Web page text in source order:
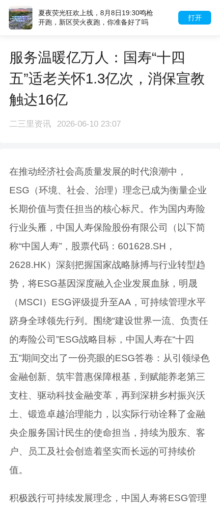
打开
夏夜荧光狂欢上线，8月8日19:30鸣枪
开跑，新区荧火夜跑，你准备好了吗
服务温暖亿万人：国寿“十四
五”适老关怀1.3亿次，消保宣教
触达16亿
二三里资讯 2026-06-10 23:07
在推动经济社会高质量发展的时代浪潮中，
ESG（环境、社会、治理）理念已成为衡量企业
长期价值与责任担当的核心标尺。作为国内寿险
行业头雁，中国人寿保险股份有限公司（以下简
称“中国人寿”，股票代码：601628.SH，
2628.HK）深刻把握国家战略脉搏与行业转型趋
势，将ESG基因深度融入企业发展血脉，明晟
（MSCI）ESG评级提升至AA，可持续管理水平
跻身全球领先行列。围绕“建设世界一流、负责任
的寿险公司”ESG战略目标，中国人寿在“十四
五”期间交出了一份亮眼的ESG答卷：从引领绿色
金融创新、筑牢普惠保障根基，到赋能养老第三
支柱、驱动科技金融变革，再到深耕乡村振兴沃
土、锻造卓越治理能力，以实际行动诠释了金融
央企服务国计民生的使命担当，持续为股东、客
户、员工及社会创造着坚实而长远的可持续价
值。
积极践行可持续发展理念，中国人寿将ESG管理